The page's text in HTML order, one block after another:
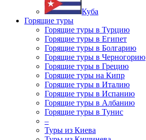
Куба
Горящие туры
Горящие туры в Турцию
Горящие туры в Египет
Горящие туры в Болгарию
Горящие туры в Черногорию
Горящие туры в Грецию
Горящие туры на Кипр
Горящие туры в Италию
Горящие туры в Испанию
Горящие туры в Албанию
Горящие туры в Тунис
–
Туры из Киева